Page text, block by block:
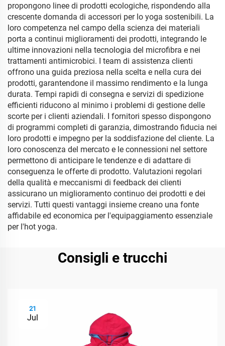
propongono linee di prodotti ecologiche, rispondendo alla
crescente domanda di accessori per lo yoga sostenibili. La
loro competenza nel campo della scienza dei materiali
porta a continui miglioramenti dei prodotti, integrando le
ultime innovazioni nella tecnologia del microfibra e nei
trattamenti antimicrobici. I team di assistenza clienti
offrono una guida preziosa nella scelta e nella cura dei
prodotti, garantendone il massimo rendimento e la lunga
durata. Tempi rapidi di consegna e servizi di spedizione
efficienti riducono al minimo i problemi di gestione delle
scorte per i clienti aziendali. I fornitori spesso dispongono
di programmi completi di garanzia, dimostrando fiducia nei
loro prodotti e impegno per la soddisfazione del cliente. La
loro conoscenza del mercato e le connessioni nel settore
permettono di anticipare le tendenze e di adattare di
conseguenza le offerte di prodotto. Valutazioni regolari
della qualità e meccanismi di feedback dei clienti
assicurano un miglioramento continuo dei prodotti e dei
servizi. Tutti questi vantaggi insieme creano una fonte
affidabile ed economica per l'equipaggiamento essenziale
per l'hot yoga.
Consigli e trucchi
21
Jul